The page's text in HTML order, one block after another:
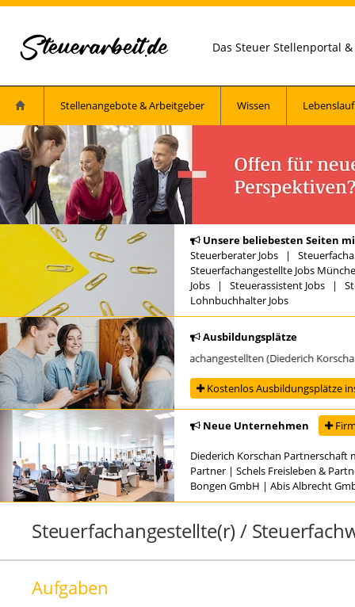
Das Steuer Stellenportal
Stellenangebote & Arbeitgeber Wissen Lebenslauf
Unsere beliebesten Seiten
Steuerberater Jobs |
Steuerfachangestellte Jobs
Jobs | Steuerassistent Jobs |
Lohnbuchhalter Jobs
Ausbildungsplätze
Ausbildung zur/zum Steuerfachangestellten (Diederich Korschan
Kostenlos Ausbildungsplätze
Neue Unternehmen
Diederich Korschan Partnerschaft
Partner | Schels Freisleben &
Bongen GmbH | Abis Albrecht
Steuerfachangestellte(r) /
Aufgaben